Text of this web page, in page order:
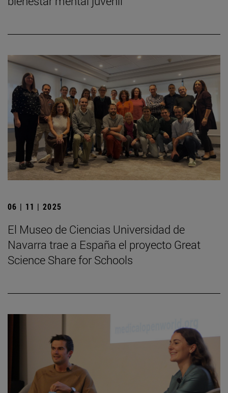
06 | 11 | 2025
El Museo de Ciencias Universidad de
Navarra trae a España el proyecto Great
Science Share for Schools